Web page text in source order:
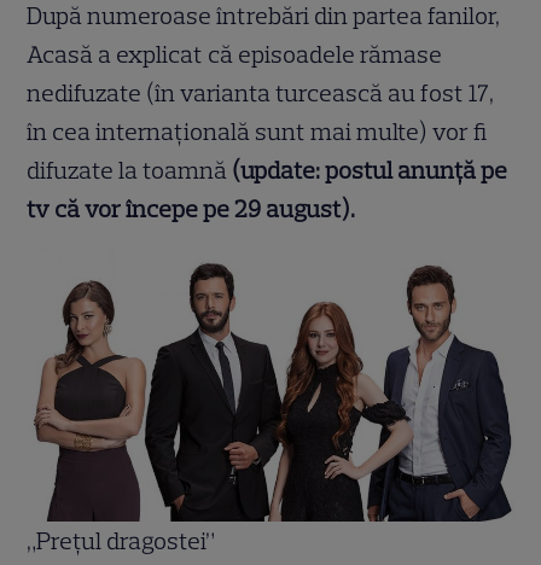
După numeroase întrebări din partea fanilor,
Acasă a explicat că episoadele rămase
nedifuzate (în varianta turcească au fost 17,
în cea internațională sunt mai multe) vor fi
difuzate la toamnă (update: postul anunță pe
tv că vor începe pe 29 august).
„Preţul dragostei”